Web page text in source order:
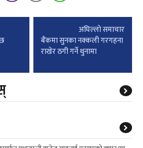
अघिल्लाे समाचार
बैंकमा सुनका नक्कली गरगहना
राखेर ठगी गर्ने थुनामा